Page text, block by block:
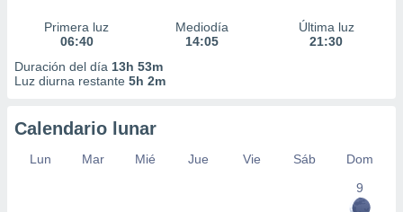
Primera luz
06:40
Mediodía
14:05
Última luz
21:30
Duración del día 13h 53m
Luz diurna restante 5h 2m
Calendario lunar
Lun Mar Mié Jue Vie Sáb
Dom
9